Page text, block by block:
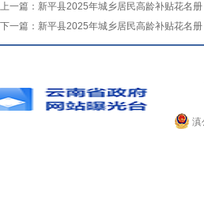
上一篇： 新平县2025年城乡居民高龄补贴花名册
下一篇： 新平县2025年城乡居民高龄补贴花名
滇